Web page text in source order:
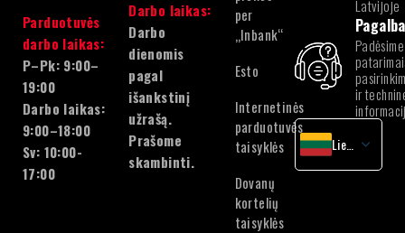
Parduotuvės
darbo laikas:
P–Pk: 9:00–
19:00
Darbo laikas:
9:00–18:00
Sv: 10:00-
17:00
Darbo laikas:
Darbo
dienomis
pagal
išankstinį
užrašą.
Prašome
skambinti.
per
„Inbank“
Esto
Internetinės
parduotuvės
taisyklės
Dovanų
kortelių
taisyklės
Latvijoje
Pagalba
Padėsime
ir
Lietuvių
latvių